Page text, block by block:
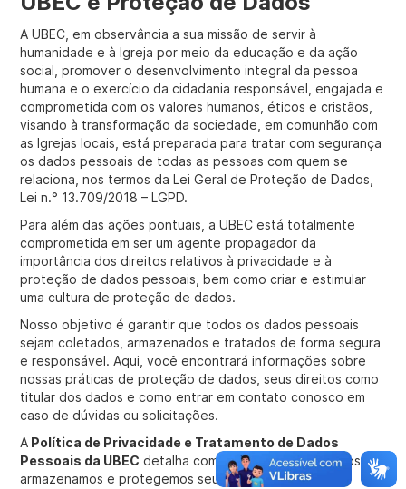
A UBEC, em observância a sua missão de servir à
humanidade e à Igreja por meio da educação e da ação
social, promover o desenvolvimento integral da pessoa
humana e o exercício da cidadania responsável, engajada e
comprometida com os valores humanos, éticos e cristãos,
visando à transformação da sociedade, em comunhão com
as Igrejas locais, está preparada para tratar com segurança
os dados pessoais de todas as pessoas com quem se
relaciona, nos termos da Lei Geral de Proteção de Dados,
Lei n.° 13.709/2018 – LGPD.
Para além das ações pontuais, a UBEC está totalmente
comprometida em ser um agente propagador da
importância dos direitos relativos à privacidade e à
proteção de dados pessoais, bem como criar e estimular
uma cultura de proteção de dados.
Nosso objetivo é garantir que todos os dados pessoais
sejam coletados, armazenados e tratados de forma segura
e responsável. Aqui, você encontrará informações sobre
nossas práticas de proteção de dados, seus direitos como
titular dos dados e como entrar em contato conosco em
caso de dúvidas ou solicitações.
A Política de Privacidade e Tratamento de Dados
Pessoais da UBEC detalha como coletamos, utilizamos,
armazenamos e protegemos seus dados pessoais.